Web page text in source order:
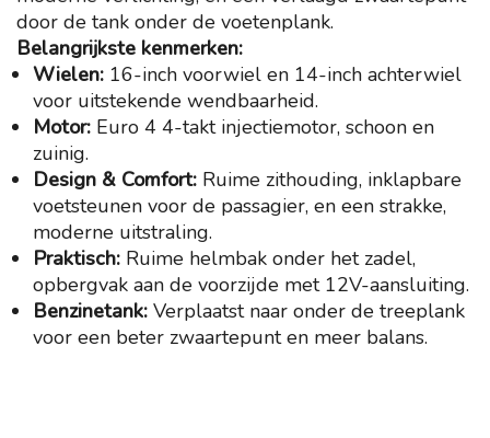
door de tank onder de voetenplank.
Belangrijkste kenmerken:
Wielen: 16-inch voorwiel en 14-inch achterwiel
voor uitstekende wendbaarheid.
Motor: Euro 4 4-takt injectiemotor, schoon en
zuinig.
Design & Comfort: Ruime zithouding, inklapbare
voetsteunen voor de passagier, en een strakke,
moderne uitstraling.
Praktisch: Ruime helmbak onder het zadel,
opbergvak aan de voorzijde met 12V-aansluiting.
Benzinetank: Verplaatst naar onder de treeplank
voor een beter zwaartepunt en meer balans.